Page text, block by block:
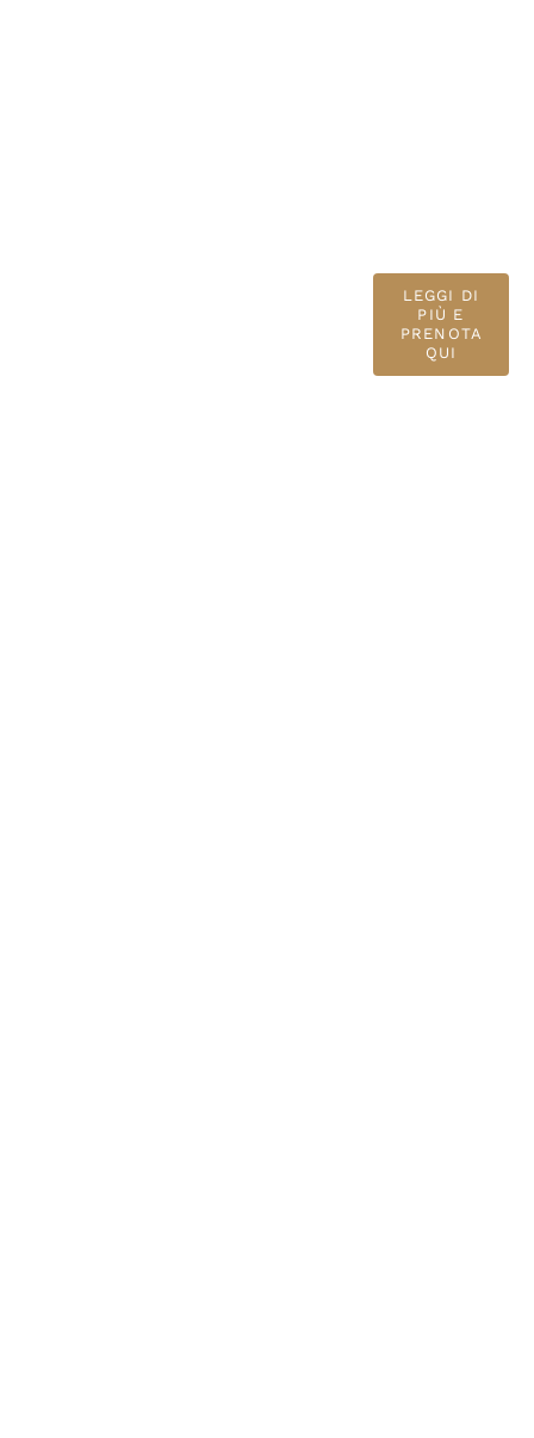
LEGGI DI
PIÙ E
PRENOTA
QUI